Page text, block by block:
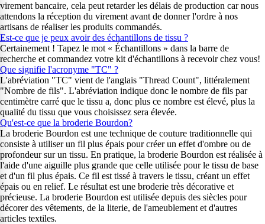
virement bancaire, cela peut retarder les délais de production car nous
attendons la réception du virement avant de donner l'ordre à nos
artisans de réaliser les produits commandés.
Est-ce que je peux avoir des échantillons de tissu ?
Certainement ! Tapez le mot « Échantillons » dans la barre de
recherche et commandez votre kit d'échantillons à recevoir chez vous!
Que signifie l'acronyme "TC" ?
L'abréviation "TC" vient de l'anglais "Thread Count", littéralement
"Nombre de fils". L'abréviation indique donc le nombre de fils par
centimètre carré que le tissu a, donc plus ce nombre est élevé, plus la
qualité du tissu que vous choisissez sera élevée.
Qu'est-ce que la broderie Bourdon?
La broderie Bourdon est une technique de couture traditionnelle qui
consiste à utiliser un fil plus épais pour créer un effet d'ombre ou de
profondeur sur un tissu. En pratique, la broderie Bourdon est réalisée à
l'aide d'une aiguille plus grande que celle utilisée pour le tissu de base
et d'un fil plus épais. Ce fil est tissé à travers le tissu, créant un effet
épais ou en relief. Le résultat est une broderie très décorative et
précieuse. La broderie Bourdon est utilisée depuis des siècles pour
décorer des vêtements, de la literie, de l'ameublement et d'autres
articles textiles.